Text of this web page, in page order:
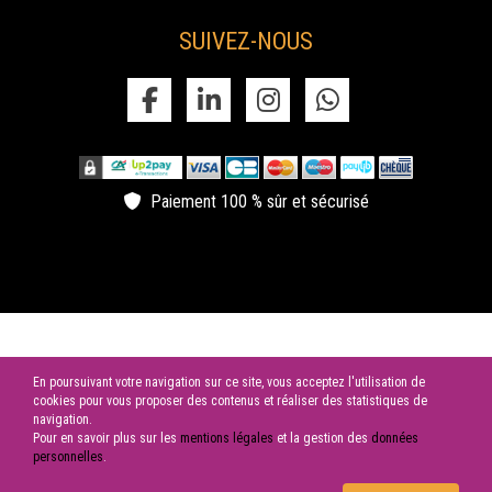
En poursuivant votre navigation sur ce site, vous acceptez l'utilisation de
cookies pour vous proposer des contenus et réaliser des statistiques de
navigation.
Pour en savoir plus sur les mentions légales et la gestion des données
personnelles.
SUIVEZ-NOUS
Paiement 100 % sûr et sécurisé